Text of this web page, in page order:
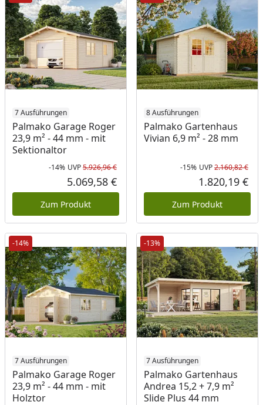
7 Ausführungen
Palmako Garage Roger
23,9 m² - 44 mm - mit
Sektionaltor
Rabatt in Prozent
-14%
Ursprünglicher Preis
UVP5.926,96 €
Aktueller Preis
5.069,58 €
Zum Produkt
8 Ausführungen
Palmako Gartenhaus
Vivian 6,9 m² - 28 mm
-15% UVP2.160,82 €
1.820,19 €
Zum Produkt
-14%
7 Ausführungen
Palmako Garage Roger
23,9 m² - 44 mm - mit
Holztor
-13%
7 Ausführungen
Palmako Gartenhaus
Andrea 15,2 + 7,9 m²
Slide Plus 44 mm